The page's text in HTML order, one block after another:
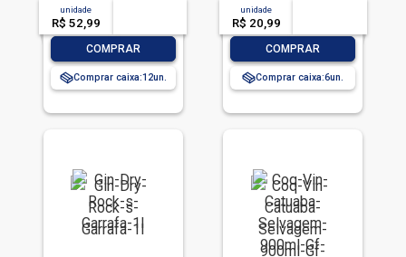
unidade
R$ 52,99
COMPRAR
Comprar caixa:12
unidade
R$ 20,99
COMPRAR
Comprar caixa:6